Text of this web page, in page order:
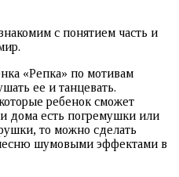
с понятием часть и
«Репка» по мотивам
ее и танцевать.
ребенок сможет
дома есть погремушки или
то можно сделать
шумовыми эффектами в